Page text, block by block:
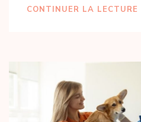
CONTINUER LA LECTURE